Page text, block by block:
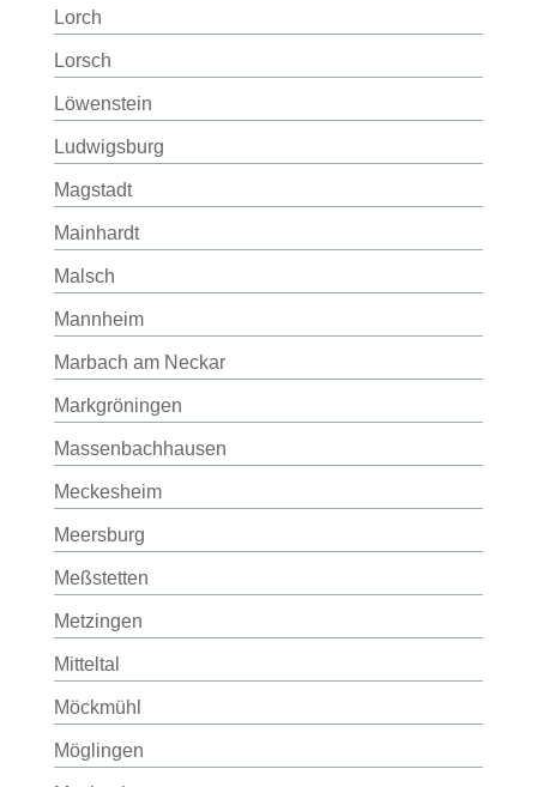
Lorch
Lorsch
Löwenstein
Ludwigsburg
Magstadt
Mainhardt
Malsch
Mannheim
Marbach am Neckar
Markgröningen
Massenbachhausen
Meckesheim
Meersburg
Meßstetten
Metzingen
Mitteltal
Möckmühl
Möglingen